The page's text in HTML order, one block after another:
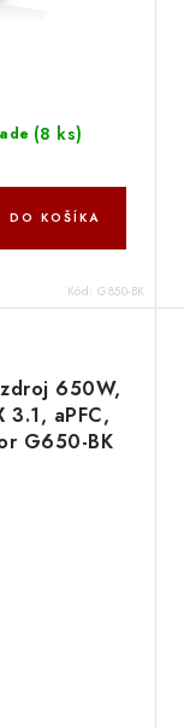
(8 ks)
DO KOŠÍKA
Kód: G850-BK
650W,
3.1, aPFC,
G650-BK